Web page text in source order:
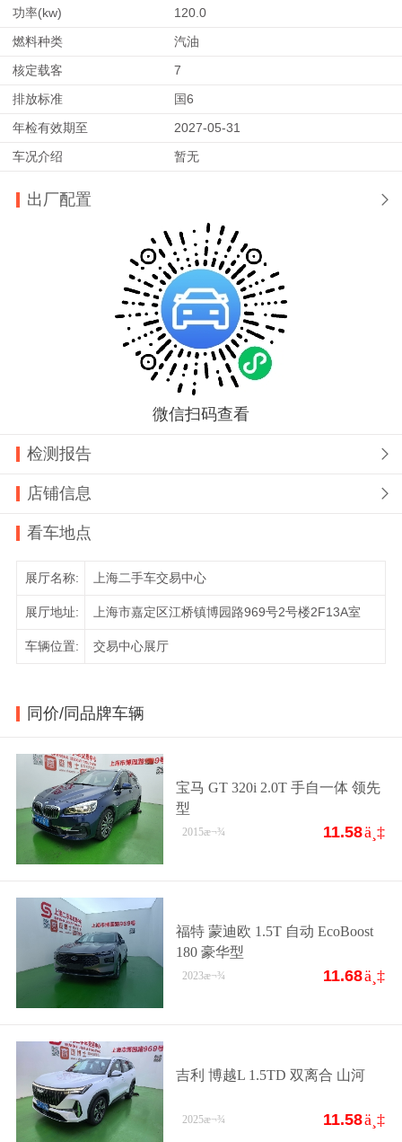
功率(kw)
120.0
燃料种类
汽油
核定载客
7
排放标准
国6
年检有效期至
2027-05-31
车况介绍
暂无
出厂配置 
微信扫码查看
检测报告 
店铺信息 
看车地点
展厅名称: 上海二手车交易中心
展厅地址: 上海市嘉定区江桥镇博园路969号2号楼2F13A室
车辆位置: 交易中心展厅
同价/同品牌车辆
宝马 GT 320i 2.0T 手自一体 领先
型
11.58ä¸‡
2015æ¬¾
福特 蒙迪欧 1.5T 自动 EcoBoost
180 豪华型
11.68ä¸‡
2023æ¬¾
吉利 博越L 1.5TD 双离合 山河
11.58ä¸‡
2025æ¬¾